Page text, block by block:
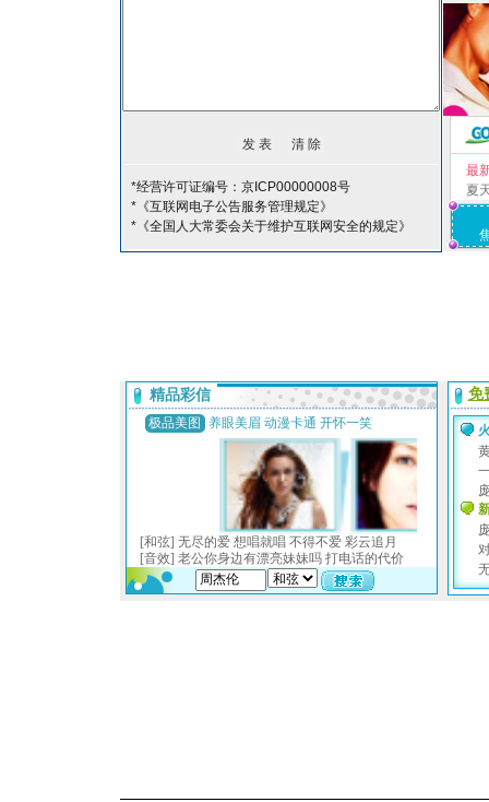
*经营许可证编号：京ICP00000008号
*《互联网电子公告服务管理规定》
*《全国人大常委会关于维护互联网安全的规定》
最
夏